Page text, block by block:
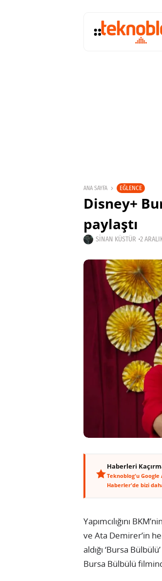
ANA SAYFA EĞLENCE
Disney+
paylaştı
SINAN KÜSTÜR 2
Haberleri
Teknoblog'u
Haberler'de bizi
Yapımcılığını
ve Ata Demirer’in
aldığı ‘Bursa
Bursa Bülbülü